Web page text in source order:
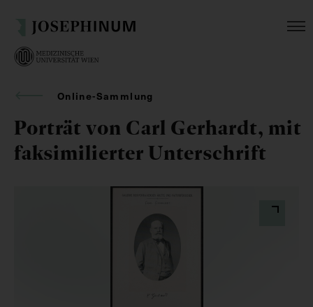
Online-Sammlung
Porträt von Carl Gerhardt, mit
faksimilierter Unterschrift